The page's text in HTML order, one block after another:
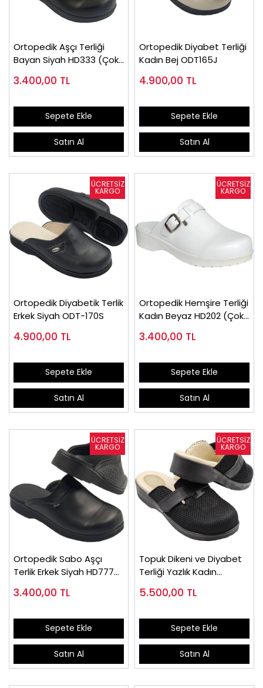
Ortopedik Aşçı Terliği
Bayan Siyah HD333 (Çok
3.400,00 TL
Sepete Ekle
Satın Al
Ortopedik Diyabet Terliği
Kadın Bej ODT165J
4.900,00 TL
Sepete Ekle
Satın Al
Ortopedik Diyabetik Terlik
Erkek Siyah ODT-170S
4.900,00 TL
Sepete Ekle
Satın Al
Ortopedik Hemşire Terliği
Kadın Beyaz HD202 (Çok
3.400,00 TL
Sepete Ekle
Satın Al
Ortopedik Sabo Aşçı
Terlik Erkek Siyah HD777S
3.400,00 TL
Sepete Ekle
Satın Al
Topuk Dikeni ve Diyabet
Terliği Yazlık Kadın
5.500,00 TL
Sepete Ekle
Satın Al